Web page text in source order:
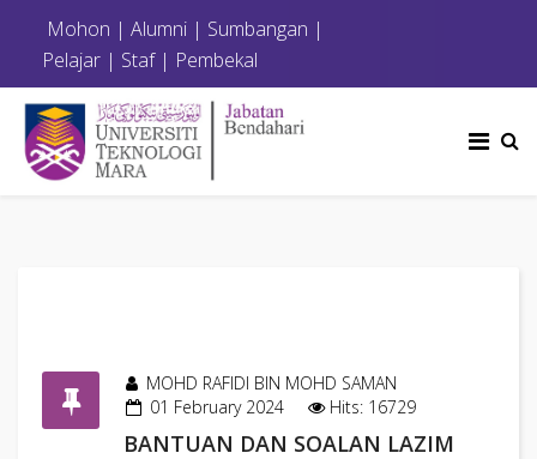
Mohon | Alumni | Sumbangan |
Pelajar | Staf| Pembekal
MOHD RAFIDI BIN MOHD SAMAN
01 February 2024
Hits: 16729
BANTUAN DAN SOALAN LAZIM